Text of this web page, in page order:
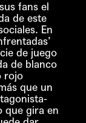
fans el
de este
En
de juego
de blanco
rojo
que un
que gira en